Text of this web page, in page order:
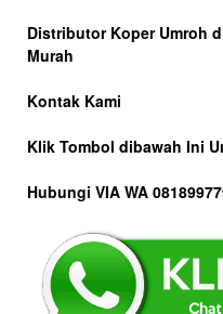
Distributor Koper Umroh
Murah
Kontak Kami
Klik Tombol dibawah Ini
Hubungi VIA WA